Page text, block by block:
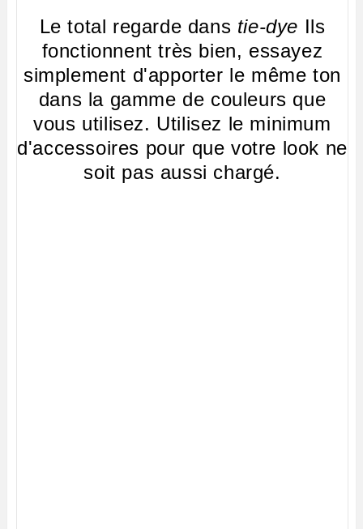
Le total regarde dans tie-dye Ils
fonctionnent très bien, essayez
simplement d'apporter le même ton
dans la gamme de couleurs que
vous utilisez. Utilisez le minimum
d'accessoires pour que votre look ne
soit pas aussi chargé.